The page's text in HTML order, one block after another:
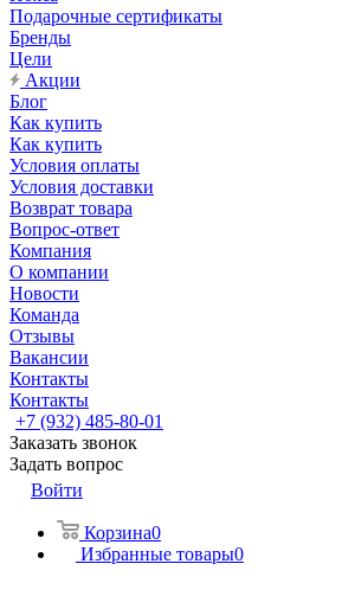
Подарочные сертификаты
Бренды
Цели
Акции
Блог
Как купить
Как купить
Условия оплаты
Условия доставки
Возврат товара
Вопрос-ответ
Компания
О компании
Новости
Команда
Отзывы
Вакансии
Контакты
Контакты
+7 (932) 485-80-01
Заказать звонок
Задать вопрос
Войти
Корзина0
Избранные товары0